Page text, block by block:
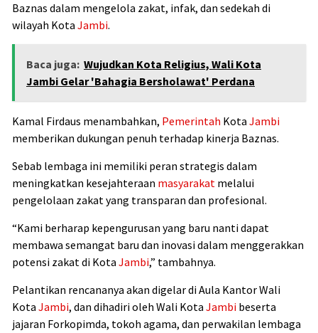
Baznas dalam mengelola zakat, infak, dan sedekah di
wilayah Kota Jambi.
Baca juga: Wujudkan Kota Religius, Wali Kota
Jambi Gelar 'Bahagia Bersholawat' Perdana
Kamal Firdaus menambahkan, Pemerintah Kota Jambi
memberikan dukungan penuh terhadap kinerja Baznas.
Sebab lembaga ini memiliki peran strategis dalam
meningkatkan kesejahteraan masyarakat melalui
pengelolaan zakat yang transparan dan profesional.
“Kami berharap kepengurusan yang baru nanti dapat
membawa semangat baru dan inovasi dalam menggerakkan
potensi zakat di Kota Jambi,” tambahnya.
Pelantikan rencananya akan digelar di Aula Kantor Wali
Kota Jambi, dan dihadiri oleh Wali Kota Jambi beserta
jajaran Forkopimda, tokoh agama, dan perwakilan lembaga